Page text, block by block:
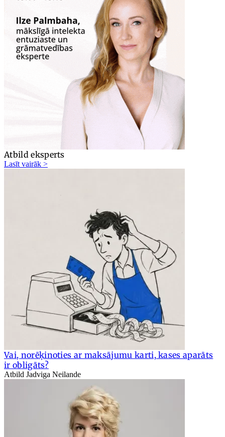
Atbild eksperts
Lasīt vairāk >
Vai, norēķinoties ar maksājumu karti, kases aparāts
ir obligāts?
Atbild Jadviga Neilande